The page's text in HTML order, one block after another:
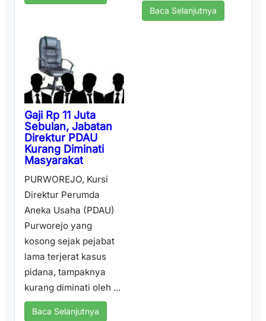
Baca Selanjutnya
Gaji Rp 11 Juta
Sebulan, Jabatan
Direktur PDAU
Kurang Diminati
Masyarakat
PURWOREJO, Kursi
Direktur Perumda
Aneka Usaha (PDAU)
Purworejo yang
kosong sejak pejabat
lama terjerat kasus
pidana, tampaknya
kurang diminati oleh ...
Baca Selanjutnya